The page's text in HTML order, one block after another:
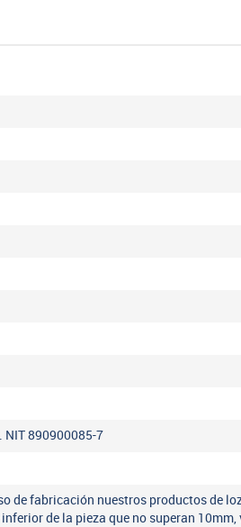
NIT 890900085-7
de fabricación nuestros productos de
de la pieza que no superan